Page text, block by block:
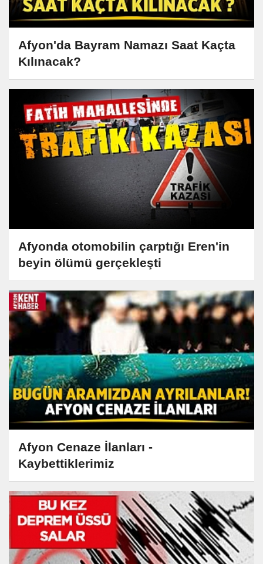
Afyon'da Bayram Namazı Saat Kaçta
Kılınacak?
Afyonda otomobilin çarptığı Eren'in
beyin ölümü gerçekleşti
Afyon Cenaze İlanları -
Kaybettiklerimiz